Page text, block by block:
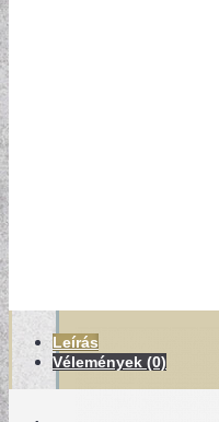
Leírás
Vélemények (0)